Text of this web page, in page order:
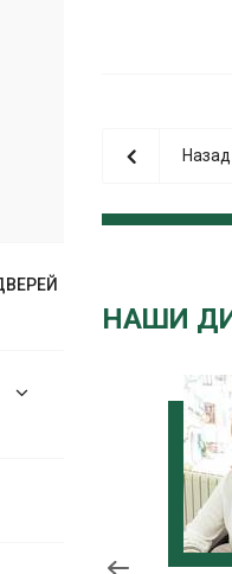
НАШИ